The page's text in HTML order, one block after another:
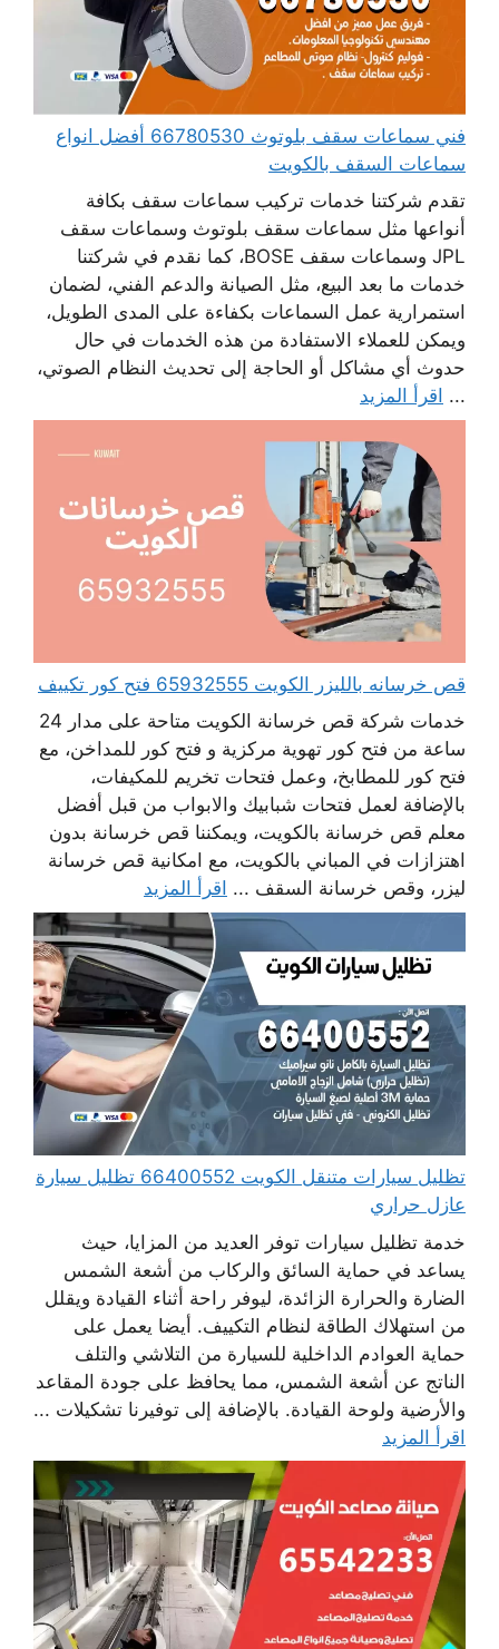
فني سماعات سقف بلوتوث 66780530 أفضل انواع
سماعات السقف بالكويت
تقدم شركتنا خدمات تركيب سماعات سقف بكافة
أنواعها مثل سماعات سقف بلوتوث وسماعات سقف
JPL وسماعات سقف BOSE، كما نقدم في شركتنا
خدمات ما بعد البيع، مثل الصيانة والدعم الفني، لضمان
استمرارية عمل السماعات بكفاءة على المدى الطويل،
ويمكن للعملاء الاستفادة من هذه الخدمات في حال
حدوث أي مشاكل أو الحاجة إلى تحديث النظام الصوتي،
... اقرأ المزيد
قص خرسانه بالليزر الكويت 65932555 فتح كور تكييف
خدمات شركة قص خرسانة الكويت متاحة على مدار 24
ساعة من فتح كور تهوية مركزية و فتح كور للمداخن، مع
فتح كور للمطابخ، وعمل فتحات تخريم للمكيفات،
بالإضافة لعمل فتحات شبابيك والابواب من قبل أفضل
معلم قص خرسانة بالكويت، ويمكننا قص خرسانة بدون
اهتزازات في المباني بالكويت، مع امكانية قص خرسانة
ليزر، وقص خرسانة السقف ... اقرأ المزيد
تظليل سيارات متنقل الكويت 66400552 تظليل سيارة
عازل حراري
خدمة تظليل سيارات توفر العديد من المزايا، حيث
يساعد في حماية السائق والركاب من أشعة الشمس
الضارة والحرارة الزائدة، ليوفر راحة أثناء القيادة ويقلل
من استهلاك الطاقة لنظام التكييف. أيضا يعمل على
حماية العوادم الداخلية للسيارة من التلاشي والتلف
الناتج عن أشعة الشمس، مما يحافظ على جودة المقاعد
والأرضية ولوحة القيادة. بالإضافة إلى توفيرنا تشكيلات ...
اقرأ المزيد